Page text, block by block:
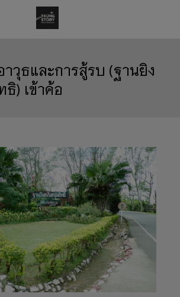
ธและการสู้รบ (ฐานยิง
) เข้าค้อ